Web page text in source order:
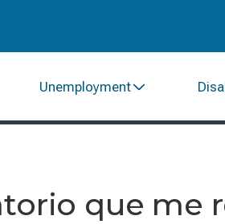
Unemployment
que me